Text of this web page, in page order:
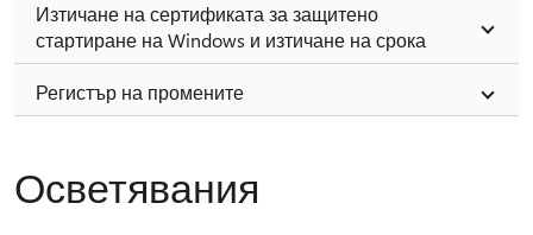
Изтичане на сертификата за защитено
стартиране на Windows и изтичане на срока
Регистър на промените
Осветявания